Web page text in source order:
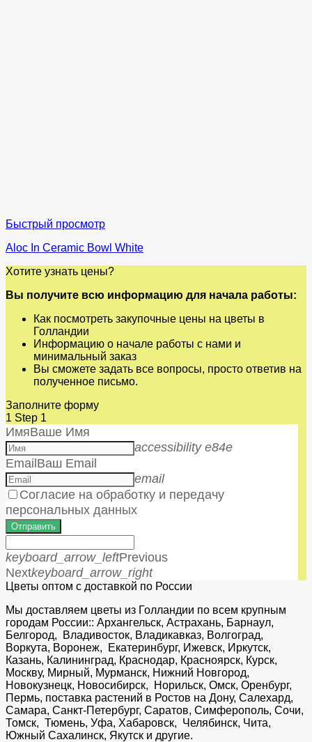
Быстрый просмотр
Aloc In Ceramic Bowl White
Хотите узнать цены?
Вы получите всю информацию для начала работы:
Как посмотреть закупочные цены на цветы в
Голландии
Информацию о начале работы с нами и
минимальный заказ
Вы сможете задать все вопросы, просто ответив на
полученное письмо.
Заполните форму
1 Step 1
ИмяВаше Имя
accessibility e84e
EmailВаш Email
email
Согласие на обработку и передачу
персональных данных
Отправить
keyboard_arrow_leftPrevious
Nextkeyboard_arrow_right
Цветы оптом с доставкой по России
Мы доставляем цветы из Голландии по всем крупным
городам России:: Архангельск, Астрахань, Барнаул,
Белгород, Владивосток, Владикавказ, Волгоград,
Воркута, Воронеж, Екатеринбург, Ижевск, Иркутск,
Казань, Калининград, Краснодар, Красноярск, Курск,
Москву, Мирный, Мурманск, Нижний Новгород,
Новокузнецк, Новосибирск, Норильск, Омск, Оренбург,
Пермь, поставка растений в Ростов на Дону, Салехард,
Самара, Санкт-Петербург, Саратов, Симферополь, Сочи,
Томск, Тюмень, Уфа, Хабаровск, Челябинск, Чита,
Южный Сахалинск, Якутск и другие.